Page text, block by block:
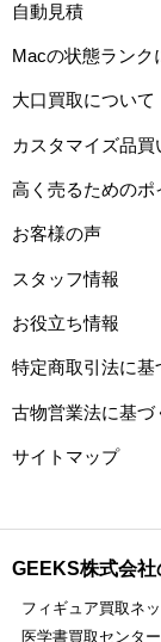
自動見積
Macの状態ランク
大口買取について
カスタマイズ品買
高く売るためのポ
お客様の声
スタッフ情報
お役立ち情報
特定商取引法に基
古物営業法に基づ
サイトマップ
GEEKS株式会社
フィギュア買取ネッ
医学書買取センター